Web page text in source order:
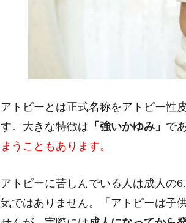
アトピーとは正式名称をアトピー性
す。大きな特徴は 「強いかゆみ」 で
まうこともあります。
アトピーに苦しんでいる人は成人の
気ではありません。「アトピーは子